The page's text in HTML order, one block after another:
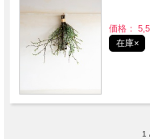
価格：
在庫×
1